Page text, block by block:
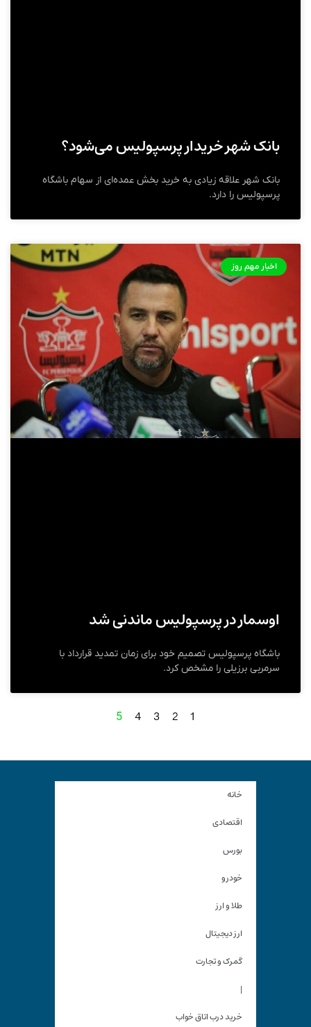
بانک شهر خریدار پرسپولیس می‌شود؟
بانک شهر علاقه زیادی به خرید بخش عمده‌ای از سهام باشگاه
پرسپولیس را دارد.
اخبار مهم روز
اوسمار در پرسپولیس ماندنی شد
باشگاه پرسپولیس تصمیم خود برای زمان تمدید قرارداد با
سرمربی برزیلی را مشخص کرد.
1
2
3
4
5
خانه
اقتصادی
بورس
خودرو
طلا و ارز
ارز دیجیتال
گمرک و تجارت
|
خرید درب اتاق خواب